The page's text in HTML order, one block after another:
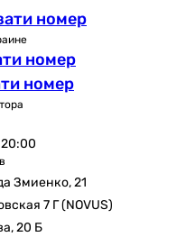
номер
номер
номер
Змиенко, 21
7 Г (NOVUS)
20 Б